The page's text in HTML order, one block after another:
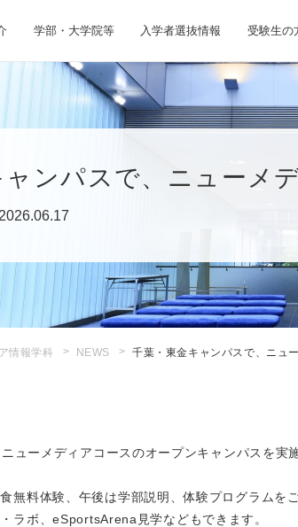
学部・大学院等 入学者選抜情報 受験生の
ンパスで、ニューメ
2026.06.17
情報学科 NEWS 千葉・東金キャンパスで、ニュ
ューメディアコースのオープンキャンパスを実
無料体験、午後は学部説明、体験プログラムを
ラボ、eSportsArena見学などもできます。